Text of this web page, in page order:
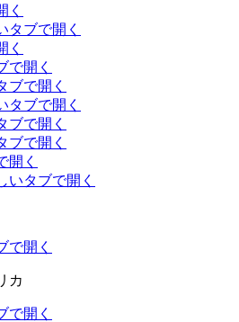
く
タブで開く
く
で開く
ブで開く
タブで開く
ブで開く
ブで開く
開く
いタブで開く
で開く
カ
で開く